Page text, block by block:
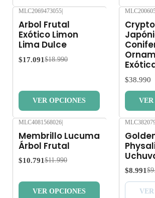
Despacho gratis por compras sobre $80.000.
Nuevo
MLC2069473055
Arbol Frutal
Exótico Limon
Lima Dulce
$17.091 $18.990
VER OPCIONES
$38.990
VER
MLC4081568026|
Membrillo Lucuma
Árbol Frutal
$10.791 $11.990
VER OPCIONES
Agotado
$8.991